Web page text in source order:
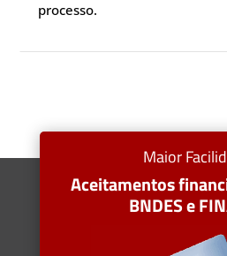
processo.
Maior
Aceitamentos
BNDES e